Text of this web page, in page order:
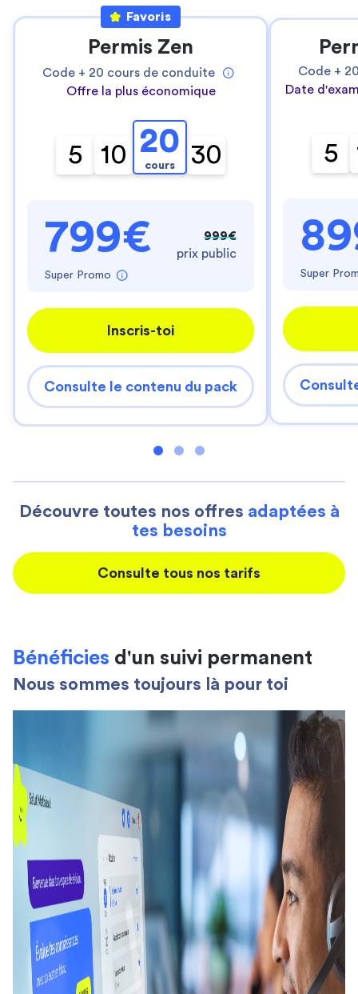
Favoris
Permis Zen
Code + 20 cours de conduite
Offre la plus économique
5 10 20
cours 30
799€
Super Promo
999€
prix public
Inscris-toi
Consulte le contenu du pack
Code +
Date
5
Super
Découvre toutes nos offres adaptées à
tes besoins
Consulte tous nos tarifs
Bénéficies d'un suivi permanent
Nous sommes toujours là pour toi